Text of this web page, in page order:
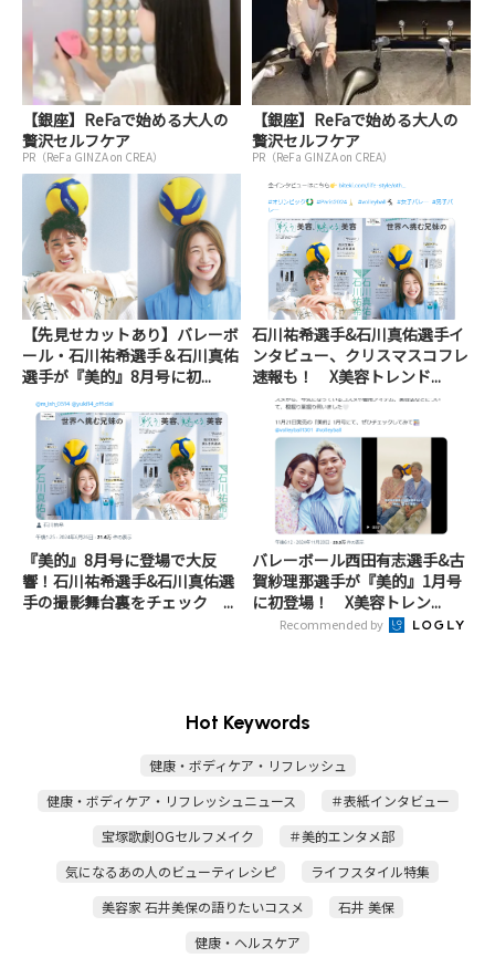
【銀座】ReFaで始める大人の
贅沢セルフケア
PR（ReFa GINZA on CREA）
【銀座】ReFaで始める大人の
贅沢セルフケア
PR（ReFa GINZA on CREA）
【先見せカットあり】バレーボ
ール・石川祐希選手＆石川真佑
選手が『美的』8月号に初...
石川祐希選手&石川真佑選手イ
ンタビュー、クリスマスコフレ
速報も！ X美容トレンド...
『美的』8月号に登場で大反
響！石川祐希選手&石川真佑選
手の撮影舞台裏をチェック ...
バレーボール西田有志選手&古
賀紗理那選手が『美的』1月号
に初登場！ X美容トレン...
Recommended by
Hot Keywords
健康・ボディケア・リフレッシュ
健康・ボディケア・リフレッシュニュース
＃表紙インタビュー
宝塚歌劇OGセルフメイク
＃美的エンタメ部
気になるあの人のビューティレシピ
ライフスタイル特集
美容家 石井美保の語りたいコスメ
石井 美保
健康・ヘルスケア